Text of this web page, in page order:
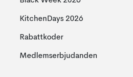
KitchenDays 2026
Rabattkoder
Medlemserbjudanden